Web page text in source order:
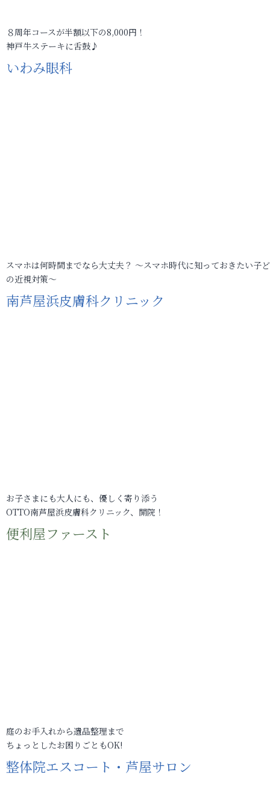
８周年コースが半額以下の8,000円！
神戸牛ステーキに舌鼓♪
いわみ眼科
スマホは何時間までなら大丈夫？ ～スマホ時代に知っておきたい子
の近視対策～
南芦屋浜皮膚科クリニック
お子さまにも大人にも、優しく寄り添う
OTTO南芦屋浜皮膚科クリニック、開院！
便利屋ファースト
庭のお手入れから遺品整理まで
ちょっとしたお困りごともOK!
整体院エスコート・芦屋サロン